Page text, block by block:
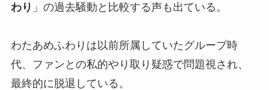
わり 」の過去騒動と比較する声も出ている。
わたあめふわりは以前所属していたグループ時
代、ファンとの私的やり取り疑惑で問題視され、
最終的に脱退している。